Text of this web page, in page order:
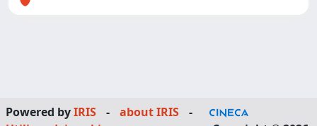
Powered byIRIS - about IRIS
-